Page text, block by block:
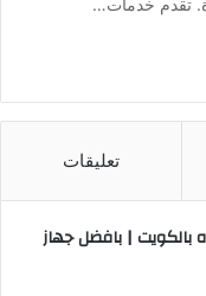
تعليقات
بالكويت | بافضل جهاز